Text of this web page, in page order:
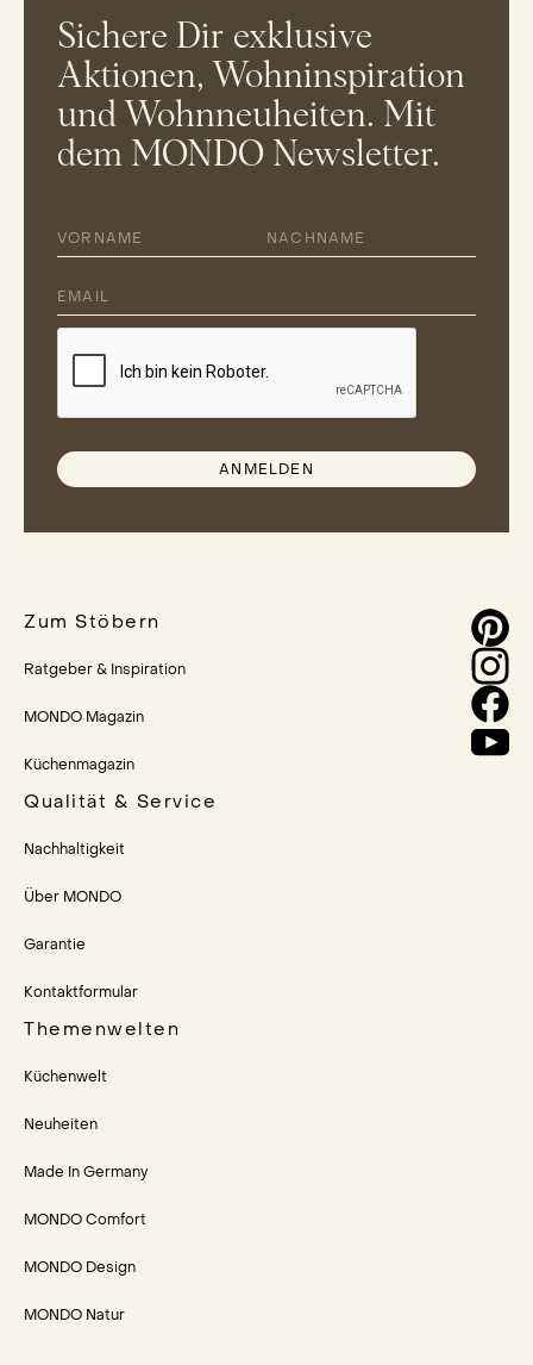
Sichere Dir exklusive
Aktionen, Wohninspiration
und Wohnneuheiten. Mit
dem MONDO Newsletter.
ANMELDEN
Zum Stöbern
Ratgeber & Inspiration
MONDO Magazin
Küchenmagazin
Qualität & Service
Nachhaltigkeit
Über MONDO
Garantie
Kontaktformular
Themenwelten
Küchenwelt
Neuheiten
Made In Germany
MONDO Comfort
MONDO Design
MONDO Natur